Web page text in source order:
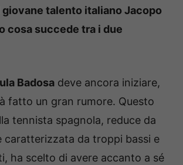
giovane talento italiano Jacopo
cosa succede tra i due
Badosa deve ancora iniziare,
fatto un gran rumore. Questo
tennista spagnola, reduce da
caratterizzata da troppi bassi e
ha scelto di avere accanto a sé